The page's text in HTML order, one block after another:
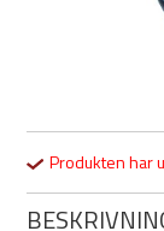
Produkten har